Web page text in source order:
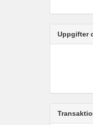
Uppgifter